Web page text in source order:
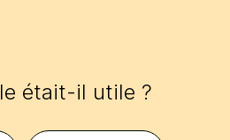
était-il utile ?